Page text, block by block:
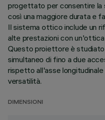
progettato per consentire la
così una maggiore durata e
Il sistema ottico include un
alte prestazioni con
Questo proiettore è
simultaneo di fino a due
rispetto all'asse
versatilità.
DIMENSIONI